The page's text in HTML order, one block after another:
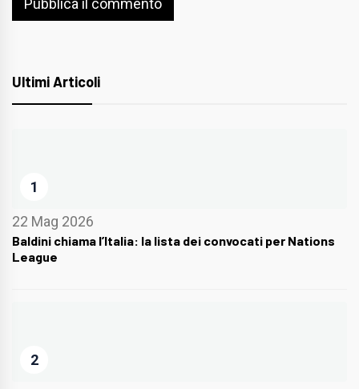
Ultimi Articoli
1
22 Mag 2026
Baldini chiama l’Italia: la lista dei convocati per Nations
League
2